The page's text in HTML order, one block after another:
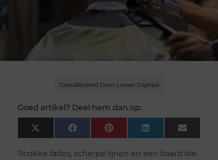
Gepubliceerd Door Losser Digitaal
Goed artikel? Deel hem dan op:
X
(Twitter)
FacebookPinterest LinkedIn Email
Strakke fades, scherpe lijnen en een baard die